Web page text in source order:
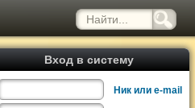
Вход в систему
Ник или e-mail